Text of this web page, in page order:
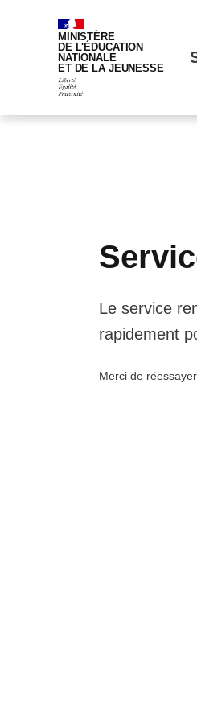
MINISTÈRE
DE L'ÉDUCATION
NATIONALE
ET DE LA JEUNESSE
Le service
rapidement
Merci de